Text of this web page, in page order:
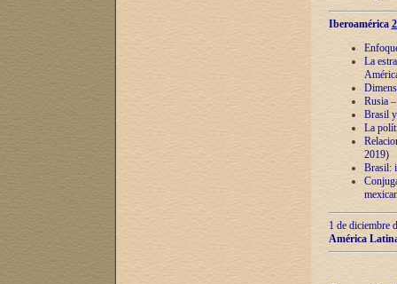
Iberoamérica
La
Rusia
Brasil
La
2019)
Brasil:
1 de diciembre
América